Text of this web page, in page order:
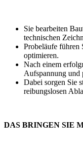
Sie bearbeiten
technischen
Probeläufe führen
optimieren.
Nach einem
Aufspannung und
Dabei sorgen Sie
reibungslosen
DAS BRINGEN SIE